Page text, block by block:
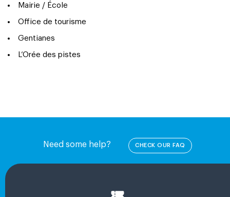
Mairie / École
Office de tourisme
Gentianes
L’Orée des pistes
Need some help? CHECK OUR FAQ